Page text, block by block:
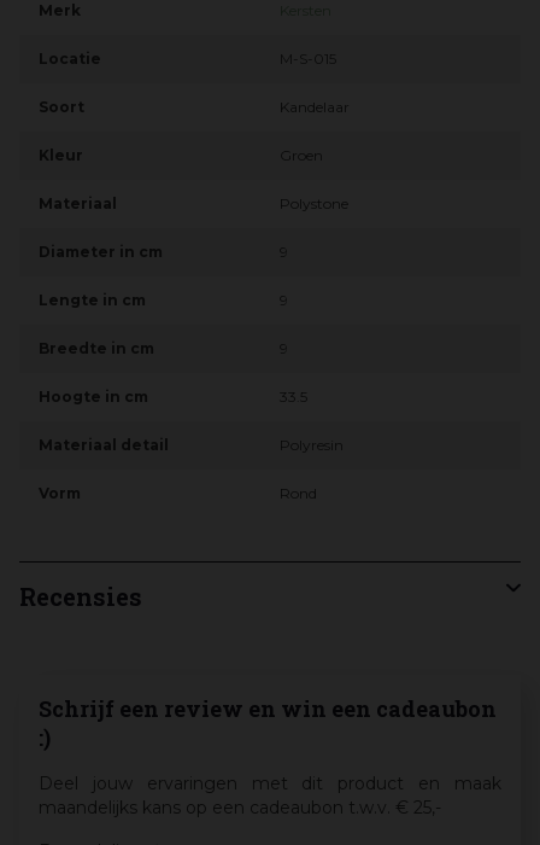
Merk
Locatie M-S-015
Soort Kandelaar
Kleur Groen
Materiaal Polystone
Diameter in cm
Lengte in cm 9
Breedte in cm
Hoogte in cm 33.5
Materiaal detail Polyresin
Vorm Rond
Recensies
Schrijf een review en win een cadeaubon
:)
Deel jouw ervaringen met dit product en maak
maandelijks kans op een cadeaubon t.w.v. € 25,-